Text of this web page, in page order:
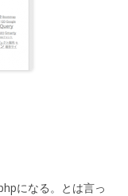
になる。とは言っ